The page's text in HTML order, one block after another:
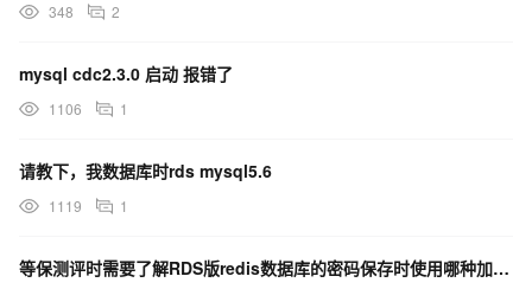
348 2
mysql cdc2.3.0 启动 报错了
1106 1
请教下，我数据库时rds mysql5.6
1119 1
等保测评时需要了解RDS版redis数据库的密码保存时使用哪种加密算法